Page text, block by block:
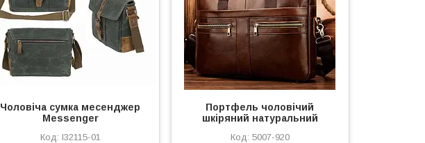
Чоловіча сумка месенджер
Messenger
l32115-01
Портфель чоловічий
шкіряний натуральний
5007-920